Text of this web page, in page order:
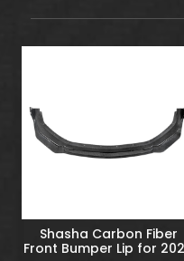
Shasha Carbon Fiber
Front Bumper Lip for